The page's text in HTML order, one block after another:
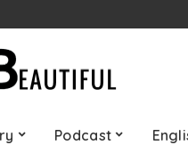
Podcast